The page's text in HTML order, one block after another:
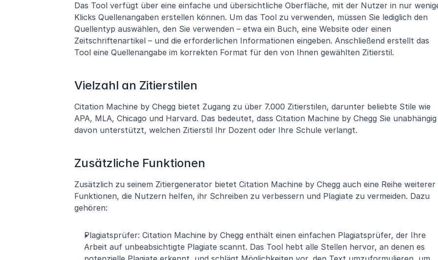
Das Tool verfügt über eine einfache und übersichtliche Oberfläche, mit der Nutzer in nur
Klicks Quellenangaben erstellen können. Um das Tool zu verwenden, müssen Sie lediglich den
Quellentyp auswählen, den Sie verwenden – etwa ein Buch, eine Website oder einen
Zeitschriftenartikel – und die erforderlichen Informationen eingeben. Anschließend erstellt das
Tool eine Quellenangabe im korrekten Format für den von Ihnen gewählten Zitierstil.
Vielzahl an Zitierstilen
Citation Machine by Chegg bietet Zugang zu über 7.000 Zitierstilen, darunter beliebte Stile wie
APA, MLA, Chicago und Harvard. Das bedeutet, dass Citation Machine by Chegg Sie unabhängig
davon unterstützt, welchen Zitierstil Ihr Dozent oder Ihre Schule verlangt.
Zusätzliche Funktionen
Zusätzlich zu seinem Zitiergenerator bietet Citation Machine by Chegg auch eine Reihe weiterer
Funktionen, die Nutzern helfen, ihr Schreiben zu verbessern und Plagiate zu vermeiden. Dazu
gehören:
Plagiatsprüfer: Citation Machine by Chegg enthält einen einfachen Plagiatsprüfer, der Ihre
Arbeit auf unbeabsichtigte Plagiate scannt. Das Tool hebt alle Stellen hervor, an denen es